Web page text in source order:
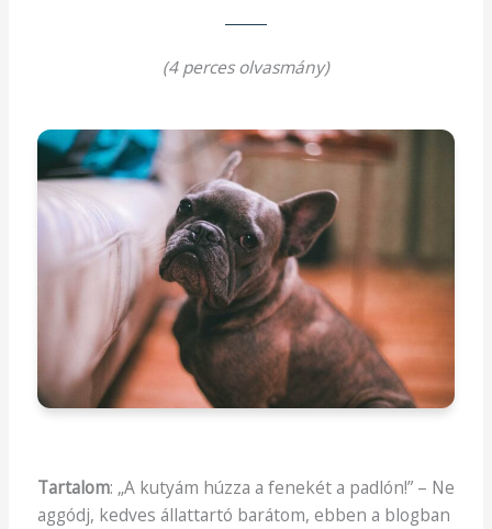
(4 perces olvasmány)
Tartalom: „A kutyám húzza a fenekét a padlón!” – Ne
aggódj, kedves állattartó barátom, ebben a blogban